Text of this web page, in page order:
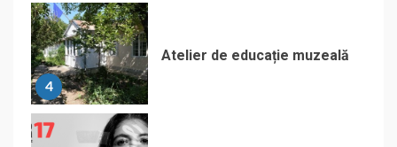
4
Atelier de educație muzeală